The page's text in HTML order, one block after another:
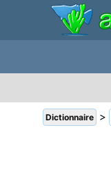
Dictionnaire >